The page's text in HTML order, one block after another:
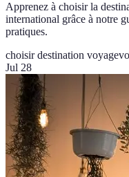
Apprenez à choisir la
international grâce à notre
pratiques.
choisir destination voyage
Jul 28